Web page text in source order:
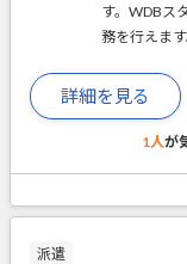
す。WDBス
務を行えます
詳細を見る
1人が
派遣